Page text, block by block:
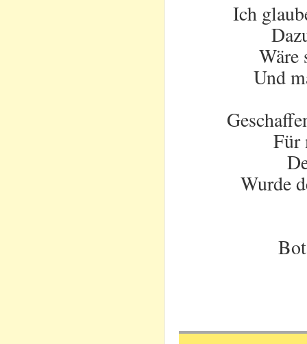
Ich
Wäre
Und
Für
Wurde